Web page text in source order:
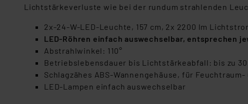
Lichtstärkeverluste wie bei der rundum strahlenden
2x-24-W-LED-Leuchte, 157 cm, 2x 2200 lm
LED-Röhren einfach auswechselbar, entsprechen
Abstrahlwinkel: 110°
Betriebslebensdauer bis Lichtstärkeabfall: bis zu
Schlagzähes ABS-Wannengehäuse, für
LED-Lampen einfach auswechselbar